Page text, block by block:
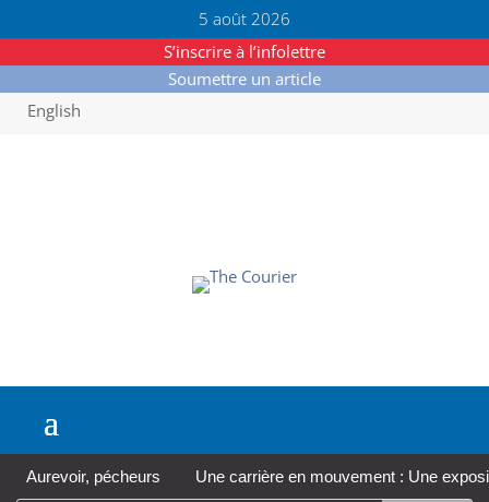
5 août 2026
S’inscrire à l’infolettre
Soumettre un article
English
Aurevoir, pécheurs Une carrière en mouvement : Une